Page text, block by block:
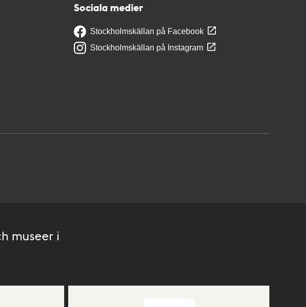
Sociala medier
Stockholmskällan på Facebook
Stockholmskällan på Instagram
museer i